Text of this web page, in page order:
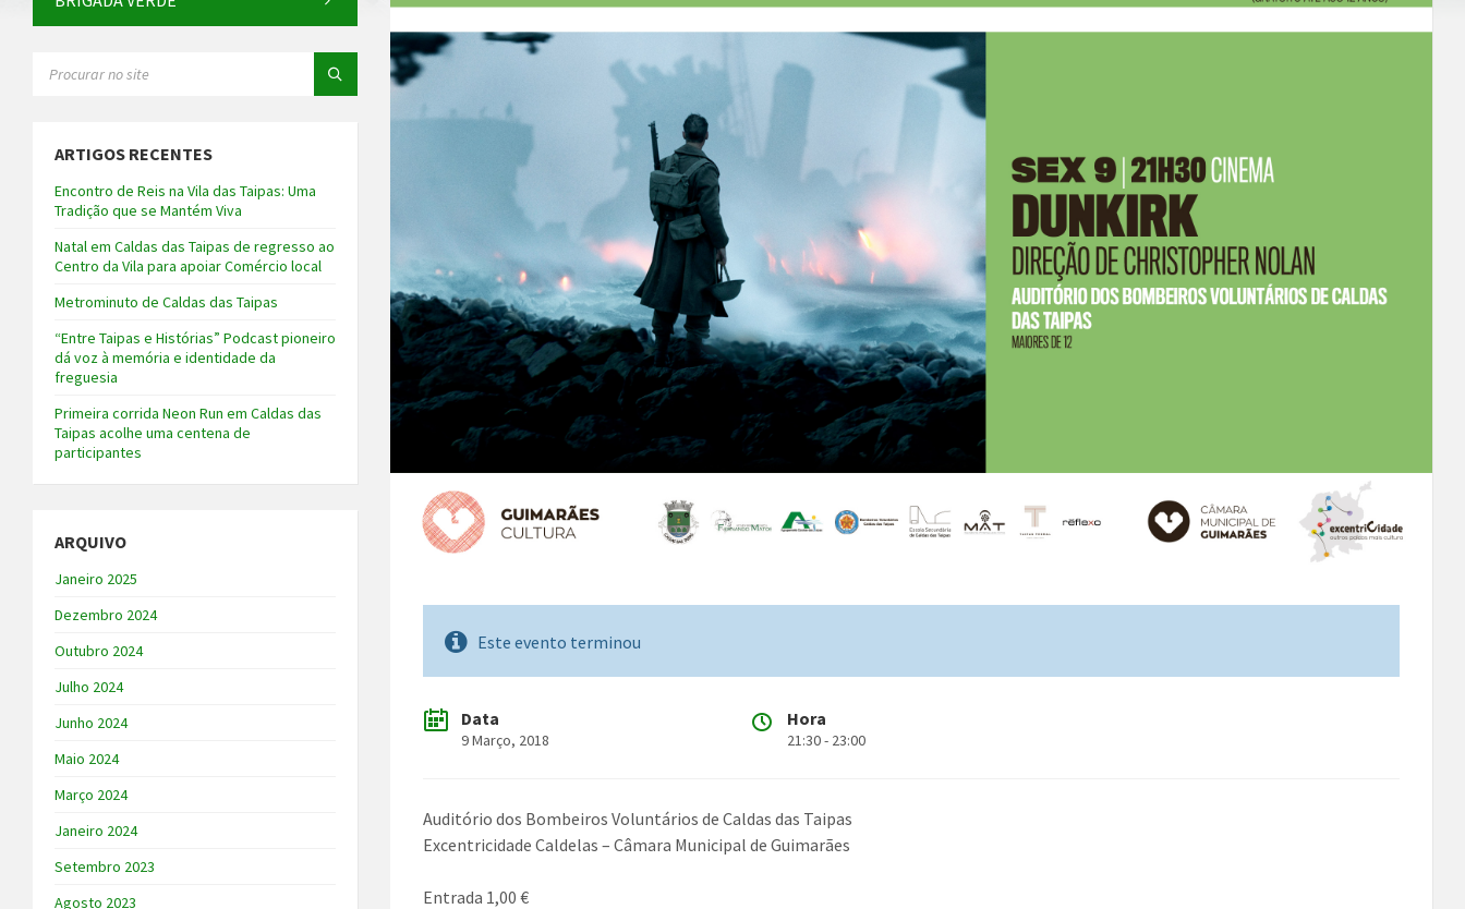
Este evento terminou
Data
9 Março, 2018
Hora
21:30 - 23:00
Auditório dos Bombeiros Voluntários de Caldas das Taipas
Excentricidade Caldelas – Câmara Municipal de Guimarães
Entrada 1,00 €
ARTIGOS RECENTES
Encontro de Reis na Vila das Taipas: Uma
Tradição que se Mantém Viva
Natal em Caldas das Taipas de regresso ao
Centro da Vila para apoiar Comércio local
Metrominuto de Caldas das Taipas
“Entre Taipas e Histórias” Podcast pioneiro
dá voz à memória e identidade da
freguesia
Primeira corrida Neon Run em Caldas das
Taipas acolhe uma centena de
participantes
ARQUIVO
Janeiro 2025
Dezembro 2024
Outubro 2024
Julho 2024
Junho 2024
Maio 2024
Março 2024
Janeiro 2024
Setembro 2023
Agosto 2023